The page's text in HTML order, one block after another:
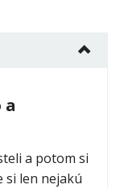
a
a potom si
si len nejakú